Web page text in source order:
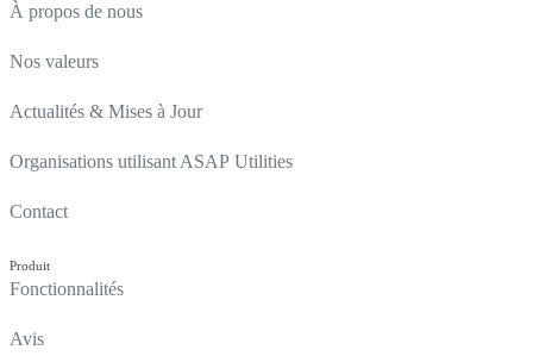
À propos de nous
Nos valeurs
Actualités & Mises à Jour
Organisations utilisant ASAP Utilities
Contact
Produit
Fonctionnalités
Avis